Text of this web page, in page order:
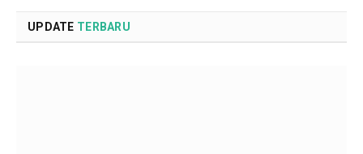
UPDATE TERBARU